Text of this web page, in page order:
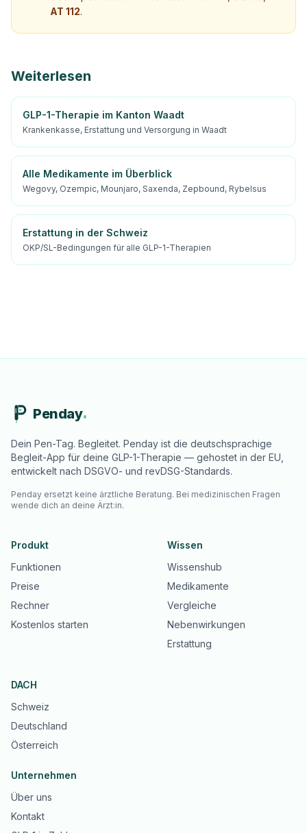
AT 112.
Weiterlesen
GLP-1-Therapie im Kanton Waadt
Krankenkasse, Erstattung und Versorgung in Waadt
Alle Medikamente im Überblick
Wegovy, Ozempic, Mounjaro, Saxenda, Zepbound, Rybelsus
Erstattung in der Schweiz
OKP/SL-Bedingungen für alle GLP-1-Therapien
Penday
Dein Pen-Tag. Begleitet. Penday ist die deutschsprachige
Begleit-App für deine GLP-1-Therapie — gehostet in der EU,
entwickelt nach DSGVO- und revDSG-Standards.
Penday ersetzt keine ärztliche Beratung. Bei medizinischen Fragen
wende dich an deine Ärzt:in.
Produkt
Funktionen
Preise
Rechner
Kostenlos starten
Wissen
Wissenshub
Medikamente
Vergleiche
Nebenwirkungen
Erstattung
DACH
Schweiz
Deutschland
Österreich
Unternehmen
Über uns
Kontakt